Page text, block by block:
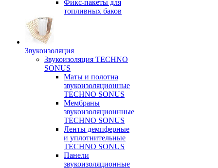
Фикс-пакеты для
топливных баков
Звукоизоляция
Звукоизоляция TECHNO
SONUS
Маты и полотна
звукоизоляционные
TECHNO SONUS
Мембраны
звукоизоляционнные
TECHNO SONUS
Ленты демпферные
и уплотнительные
TECHNO SONUS
Панели
звукоизоляционные